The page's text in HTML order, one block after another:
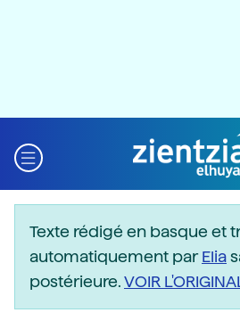
Texte rédigé en basque et
automatiquement parElia
postérieure.VOIR